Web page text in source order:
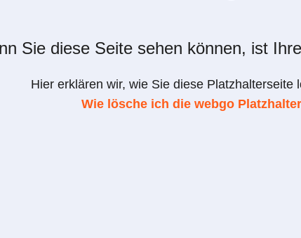
Sie diese Seite sehen können, ist
Hier erklären wir, wie Sie diese Platzhalterseite
Wie lösche ich die webgo